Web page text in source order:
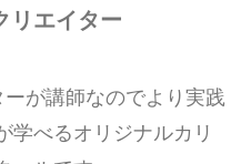
リエイター
が講師なのでより実践
学べるオリジナルカリ